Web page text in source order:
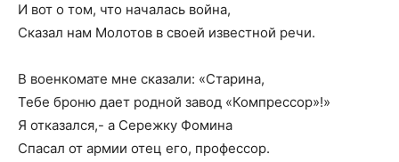
И вот о том, что началась война,
Сказал нам Молотов в своей известной речи.
В военкомате мне сказали: «Старина,
Тебе броню дает родной завод «Компрессор»!»
Я отказался,- а Сережку Фомина
Спасал от армии отец его, профессор.